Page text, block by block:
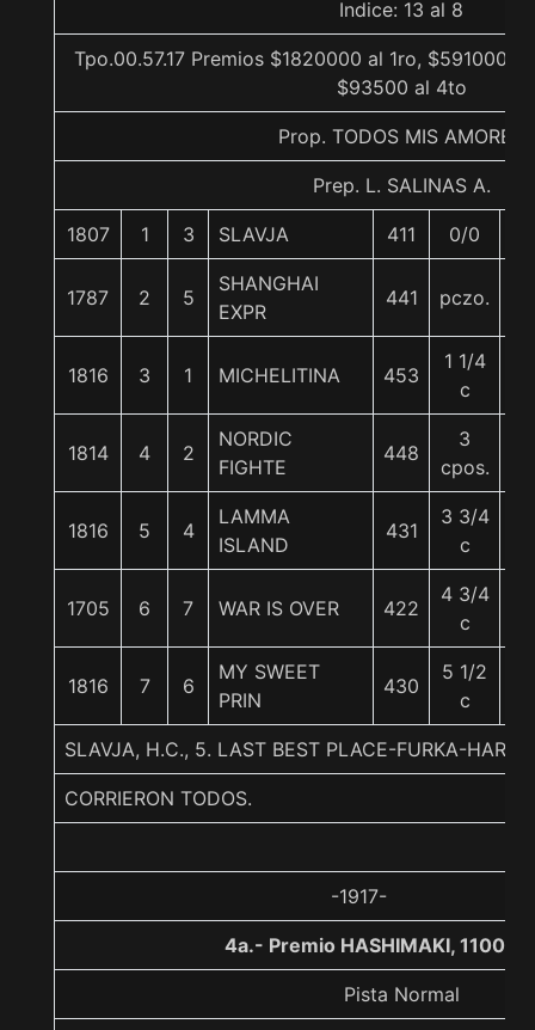
Indice: 13 al 8
Tpo.00.57.17 Premios $1820000 al 1ro, $591000
$93500 al 4to
Prop. TODOS MIS AMORES
Prep. L. SALINAS A.
1807 1 3 SLAVJA 411 0/0
1787 2 5
SHANGHAI
EXPR
441 pczo.
1816 3 1 MICHELITINA 453
1 1/4
c
1814 4 2
NORDIC
FIGHTE
448
3
cpos.
1816 5 4
LAMMA
ISLAND
431
3 3/4
c
1705 6 7 WAR IS OVER 422
4 3/4
c
1816 7 6
MY SWEET
PRIN
430
5 1/2
c
SLAVJA, H.C., 5. LAST BEST PLACE-FURKA-
CORRIERON TODOS.
-1917-
4a.- Premio HASHIMAKI, 1100
Pista Normal